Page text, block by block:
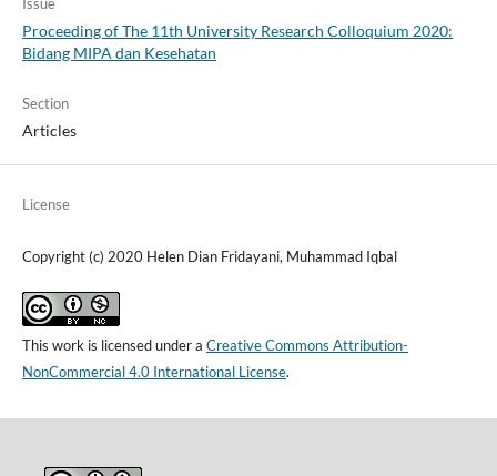
Proceeding of The 11th University Research Colloquium 2020:
Bidang MIPA dan Kesehatan
Section
Articles
License
Copyright (c) 2020 Helen Dian Fridayani, Muhammad Iqbal
This work is licensed under a Creative Commons Attribution-
NonCommercial 4.0 International License.